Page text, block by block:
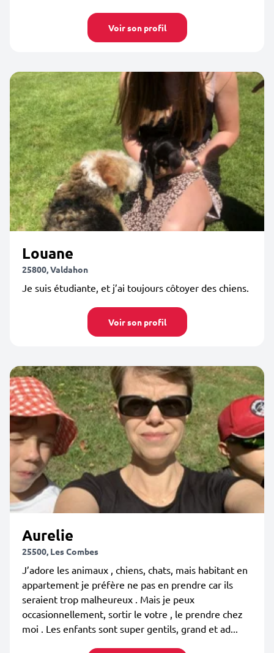
Voir son profil
Louane
25800, Valdahon
Je suis étudiante, et j’ai toujours côtoyer des chiens.
Voir son profil
Aurelie
25500, Les Combes
J’adore les animaux , chiens, chats, mais habitant en
appartement je préfère ne pas en prendre car ils
seraient trop malheureux . Mais je peux
occasionnellement, sortir le votre , le prendre chez
moi . Les enfants sont super gentils, grand et ad...